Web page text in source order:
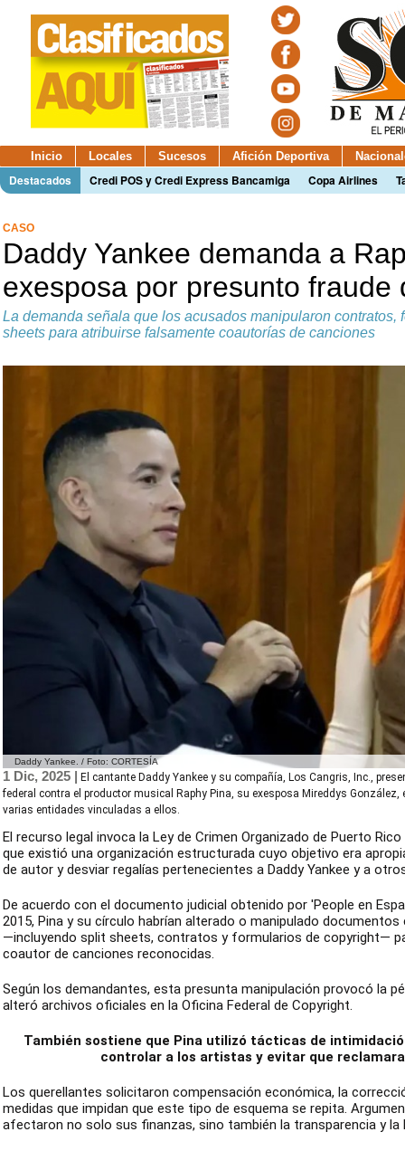
Inicio Locales Sucesos Afición Deportiva
Destacados Credi POS y Credi Express Bancamiga Copa Airlines
CASO
Daddy Yankee demanda a
exesposa por presunto fraude
La demanda señala que los acusados manipularon contratos,
sheets para atribuirse falsamente coautorías de canciones
Daddy Yankee. / Foto: CORTESÍA
1 Dic, 2025 | El cantante Daddy Yankee y su compañía, Los Cangris, Inc.,
federal contra el productor musical Raphy Pina, su exesposa Mireddys González,
varias entidades vinculadas a ellos.
El recurso legal invoca la Ley de Crimen Organizado de Puerto
que existió una organización estructurada cuyo objetivo era
de autor y desviar regalías pertenecientes a Daddy Yankee y a
De acuerdo con el documento judicial obtenido por 'People en
2015, Pina y su círculo habrían alterado o manipulado
—incluyendo split sheets, contratos y formularios de copyright—
coautor de canciones reconocidas.
Según los demandantes, esta presunta manipulación provocó la
alteró archivos oficiales en la Oficina Federal de Copyright.
También sostiene que Pina utilizó tácticas de
controlar a los artistas y evitar que
Los querellantes solicitaron compensación económica, la
medidas que impidan que este tipo de esquema se repita.
afectaron no solo sus finanzas, sino también la transparencia y la